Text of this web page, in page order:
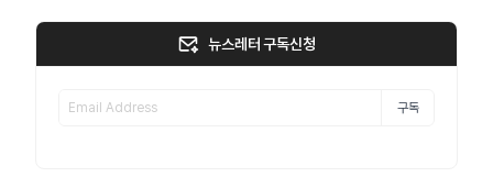
뉴스레터 구독신청
구독